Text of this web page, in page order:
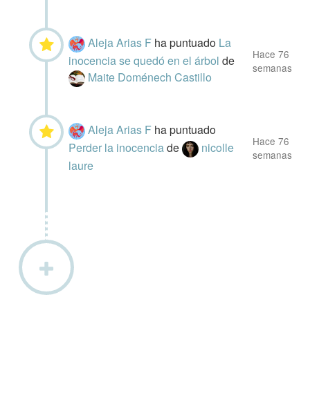
Aleja Arias F ha puntuado La
inocencia se quedó en el árbolde
Maite Doménech Castillo
Hace 76
semanas
Aleja Arias F ha puntuado
Perder la inocenciade
nicolle
laure
Hace 76
semanas